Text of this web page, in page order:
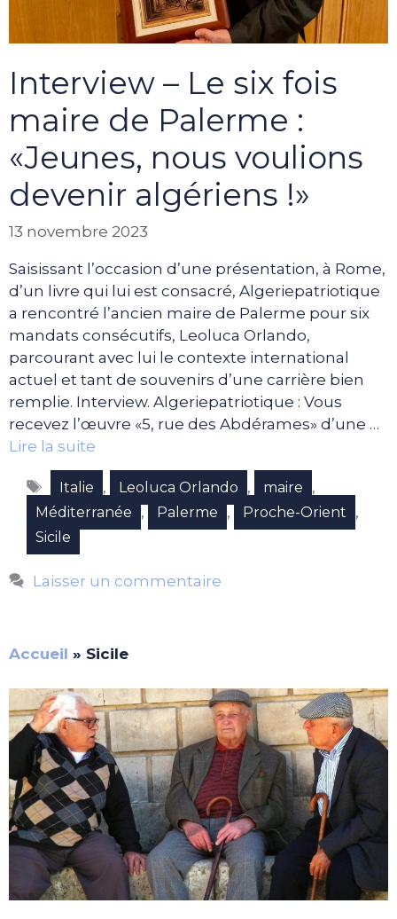
Interview – Le six fois
maire de Palerme :
«Jeunes, nous voulions
devenir algériens !»
13 novembre 2023
Saisissant l’occasion d’une présentation, à Rome,
d’un livre qui lui est consacré, Algeriepatriotique
a rencontré l’ancien maire de Palerme pour six
mandats consécutifs, Leoluca Orlando,
parcourant avec lui le contexte international
actuel et tant de souvenirs d’une carrière bien
remplie. Interview. Algeriepatriotique : Vous
recevez l’œuvre «5, rue des Abdérames» d’une …
Lire la suite
Étiquettes
Italie , Leoluca Orlando , maire ,
Méditerranée , Palerme , Proche-Orient ,
Sicile
Laisser un commentaire
Accueil » Sicile